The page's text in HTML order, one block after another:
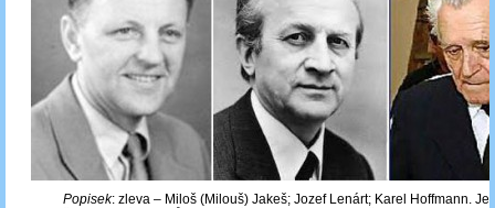
Popisek: zleva – Miloš (Milouš) Jakeš; Jozef Lenárt; Karel Hoffmann.